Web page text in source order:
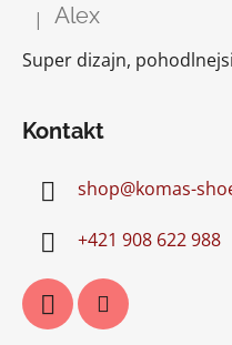
Hodnotenie produktu je
| Alex
Super dizajn,
Kontakt
shop@komas-
+421 908 622 988